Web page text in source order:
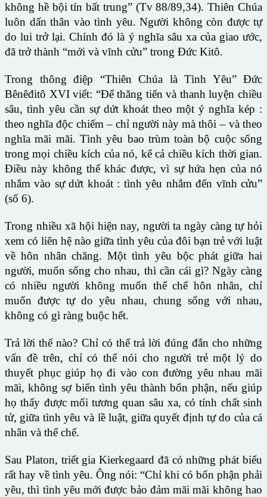
không hề bội tín bất trung” (Tv 88/89,34). Thiên Chúa
luôn dấn thân vào tình yêu. Người không còn được tự
do lui trở lại. Chính đó là ý nghĩa sâu xa của giao ước,
đã trở thành “mới và vĩnh cửu” trong Đức Kitô.
Trong thông điệp “Thiên Chúa là Tình Yêu” Đức
Bênêđitô XVI viết: “Để thăng tiến và thanh luyện chiều
sâu, tình yêu cần sự dứt khoát theo một ý nghĩa kép :
theo nghĩa độc chiếm – chỉ người này mà thôi – và theo
nghĩa mãi mãi. Tình yêu bao trùm toàn bộ cuộc sống
trong mọi chiều kích của nó, kể cả chiều kích thời gian.
Điều này không thể khác được, vì sự hứa hẹn của nó
nhắm vào sự dứt khoát : tình yêu nhắm đến vĩnh cửu”
(số 6).
Trong nhiều xã hội hiện nay, người ta ngày càng tự hỏi
xem có liên hệ nào giữa tình yêu của đôi bạn trẻ với luật
về hôn nhân chăng. Một tình yêu bộc phát giữa hai
người, muốn sống cho nhau, thì cần cái gì? Ngày càng
có nhiều người không muốn thể chế hôn nhân, chỉ
muốn được tự do yêu nhau, chung sống với nhau,
không có gì ràng buộc hết.
Trả lời thế nào? Chỉ có thể trả lời đúng đắn cho những
vấn đề trên, chỉ có thể nói cho người trẻ một lý do
thuyết phục giúp họ đi vào con đường yêu nhau mãi
mãi, không sợ biến tình yêu thành bổn phận, nếu giúp
họ thấy được mối tương quan sâu xa, có tính chất sinh
tử, giữa tình yêu và lề luật, giữa quyết định tự do của cá
nhân và thể chế.
Sau Platon, triết gia Kierkegaard đã có những phát biểu
rất hay về tình yêu. Ông nói: “Chỉ khi có bổn phận phải
yêu, thì tình yêu mới được bảo đảm mãi mãi không hao